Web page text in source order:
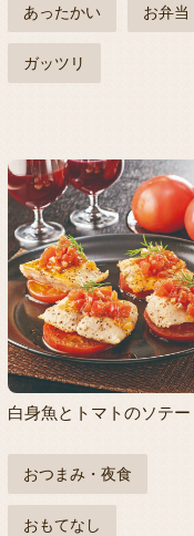
あったかい お弁当
ガッツリ
白身魚とトマトのソテー
おつまみ・夜食
おもてなし